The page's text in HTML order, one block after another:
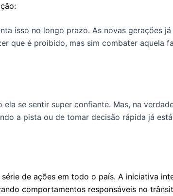
isso no longo prazo. As novas gerações
que é proibido, mas sim combater aquela
se sentir super confiante. Mas, na
a pista ou de tomar decisão rápida já
de ações em todo o país. A iniciativa
comportamentos responsáveis no